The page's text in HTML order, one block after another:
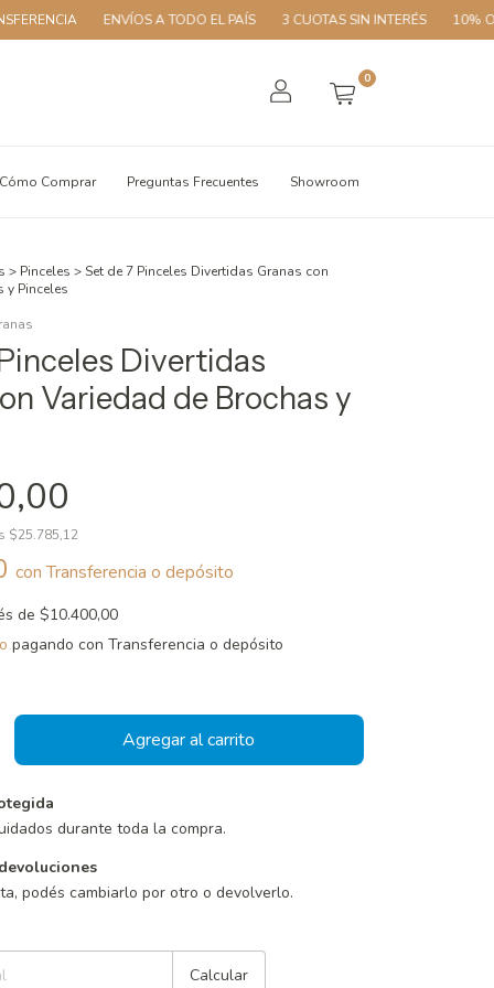
ENVÍOS A TODO EL PAÍS 3 CUOTAS SIN INTERÉS 10% OFF CON
0
Cómo Comprar Preguntas Frecuentes Showroom
> Pinceles > Set de 7 Pinceles Divertidas Granas con
y Pinceles
Divertidas
Variedad de Brochas y
$25.785,12
con Transferencia o depósito
de $10.400,00
pagando con Transferencia o depósito
durante toda la compra.
podés cambiarlo por otro o devolverlo.
Calcular